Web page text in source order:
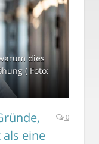
dies
( Foto:
eine
0